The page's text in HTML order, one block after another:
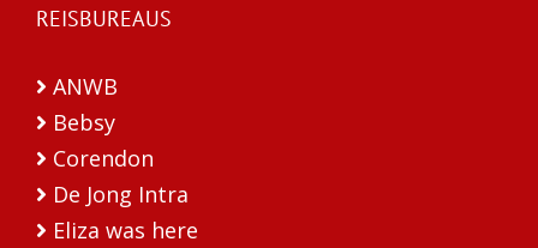
REISBUREAUS
ANWB
Bebsy
Corendon
De Jong Intra
Eliza was here